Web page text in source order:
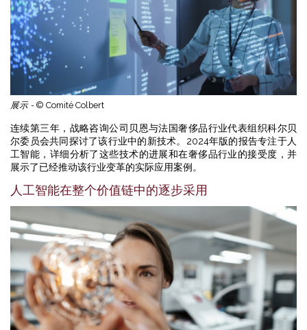
展示 - © Comité Colbert
连续第三年，战略咨询公司贝恩与法国奢侈品行业代表组织科尔贝
尔委员会共同探讨了该行业中的新技术。2024年版的报告专注于人
工智能，详细分析了这些技术的进展和在奢侈品行业的接受度，并
展示了已经推动该行业变革的实际应用案例。
人工智能在整个价值链中的逐步采用